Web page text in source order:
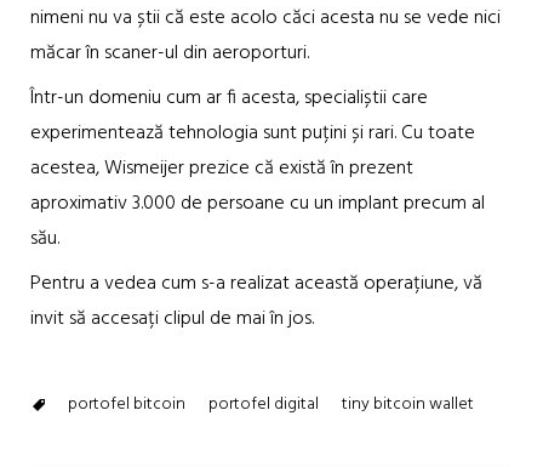
nimeni nu va știi că este acolo căci acesta nu se vede nici
măcar în scaner-ul din aeroporturi.
Într-un domeniu cum ar fi acesta, specialiștii care
experimentează tehnologia sunt puțini și rari. Cu toate
acestea, Wismeijer prezice că există în prezent
aproximativ 3.000 de persoane cu un implant precum al
său.
Pentru a vedea cum s-a realizat această operațiune, vă
invit să accesați clipul de mai în jos.
portofel bitcoin portofel digital tiny bitcoin wallet